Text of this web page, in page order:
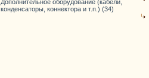
Дополнительное оборудование (кабели,
конденсаторы, коннектора и т.п.) (34)